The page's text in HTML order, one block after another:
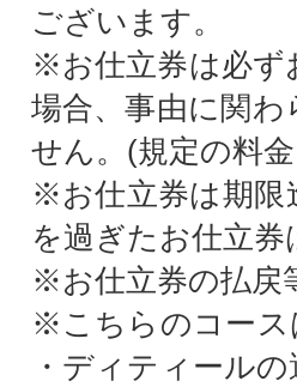
ございます。
※お仕立券は必ず
場合、事由に関
せん。(規定の料
※お仕立券は期限
を過ぎたお仕立
※お仕立券の払戻
※こちらのコース
・ディティール